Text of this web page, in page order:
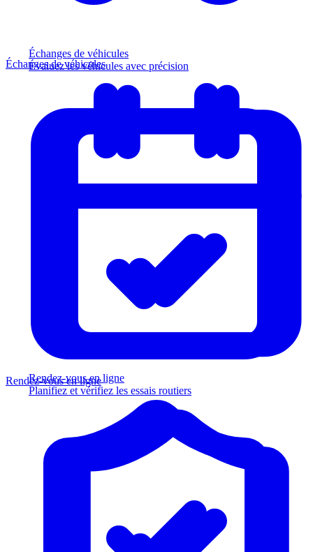
Échanges de véhicules
Évaluez les véhicules avec précision
Rendez-vous en ligne
Planifiez et vérifiez les essais routiers
Échanges de véhicules
Rendez-vous en ligne